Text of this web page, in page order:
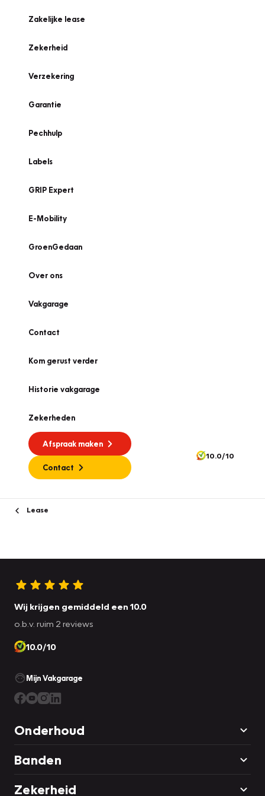
Zakelijke lease
Zekerheid
Verzekering
Garantie
Pechhulp
Labels
GRIP Expert
E-Mobility
GroenGedaan
Over ons
Vakgarage
Contact
Kom gerust verder
Historie vakgarage
Zekerheden
Afspraak maken
Contact
10.0/10
Lease
Wij krijgen gemiddeld een 10.0
o.b.v. ruim 2 reviews
10.0/10
Mijn Vakgarage
Onderhoud
Banden
Zekerheid